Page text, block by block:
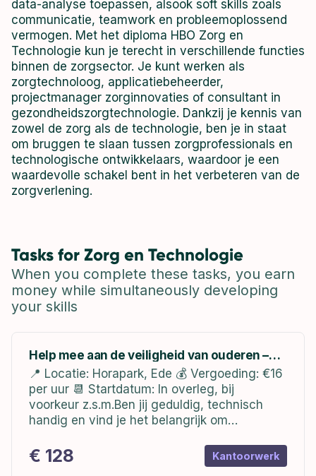
data-analyse toepassen, alsook soft skills zoals
communicatie, teamwork en probleemoplossend
vermogen. Met het diploma HBO Zorg en
Technologie kun je terecht in verschillende functies
binnen de zorgsector. Je kunt werken als
zorgtechnoloog, applicatiebeheerder,
projectmanager zorginnovaties of consultant in
gezondheidszorgtechnologie. Dankzij je kennis van
zowel de zorg als de technologie, ben je in staat
om bruggen te slaan tussen zorgprofessionals en
technologische ontwikkelaars, waardoor je een
waardevolle schakel bent in het verbeteren van de
zorgverlening.
Tasks for Zorg en Technologie
When you complete these tasks, you earn
money while simultaneously developing
your skills
Help mee aan de veiligheid van ouderen –
Storingsdesk Persoonsalarmering (Ede)
📍 Locatie: Horapark, Ede 💰 Vergoeding: €16
per uur 📆 Startdatum: In overleg, bij
voorkeur z.s.m.Ben jij geduldig, technisch
handig en vind je het belangrijk om
is deze opdracht echt iets voor jou!🔧 De...
€ 128 Kantoorwerk